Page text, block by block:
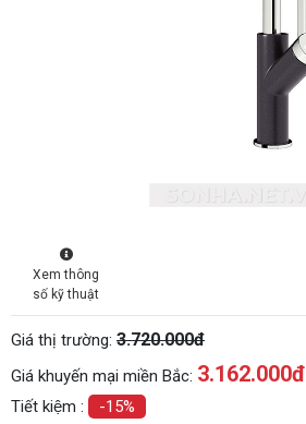
Xem thông
số kỹ thuật
Giá thị trường: 3.720.000đ
Giá khuyến mại miền Bắc: 3.162.000đ
Tiết kiệm :
-15%